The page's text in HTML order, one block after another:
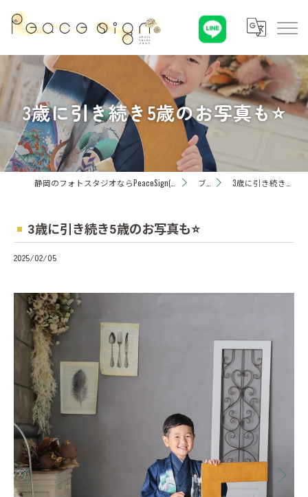
3歳に引き続き5歳のお写真も⭐️
ブログ 3歳に引き続き5歳のお写真も⭐️
3歳に引き続き5歳のお写真も⭐️
2025/02/05